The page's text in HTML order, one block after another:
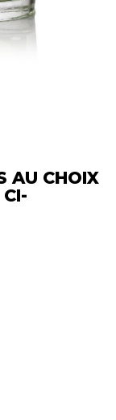
AU CHOIX